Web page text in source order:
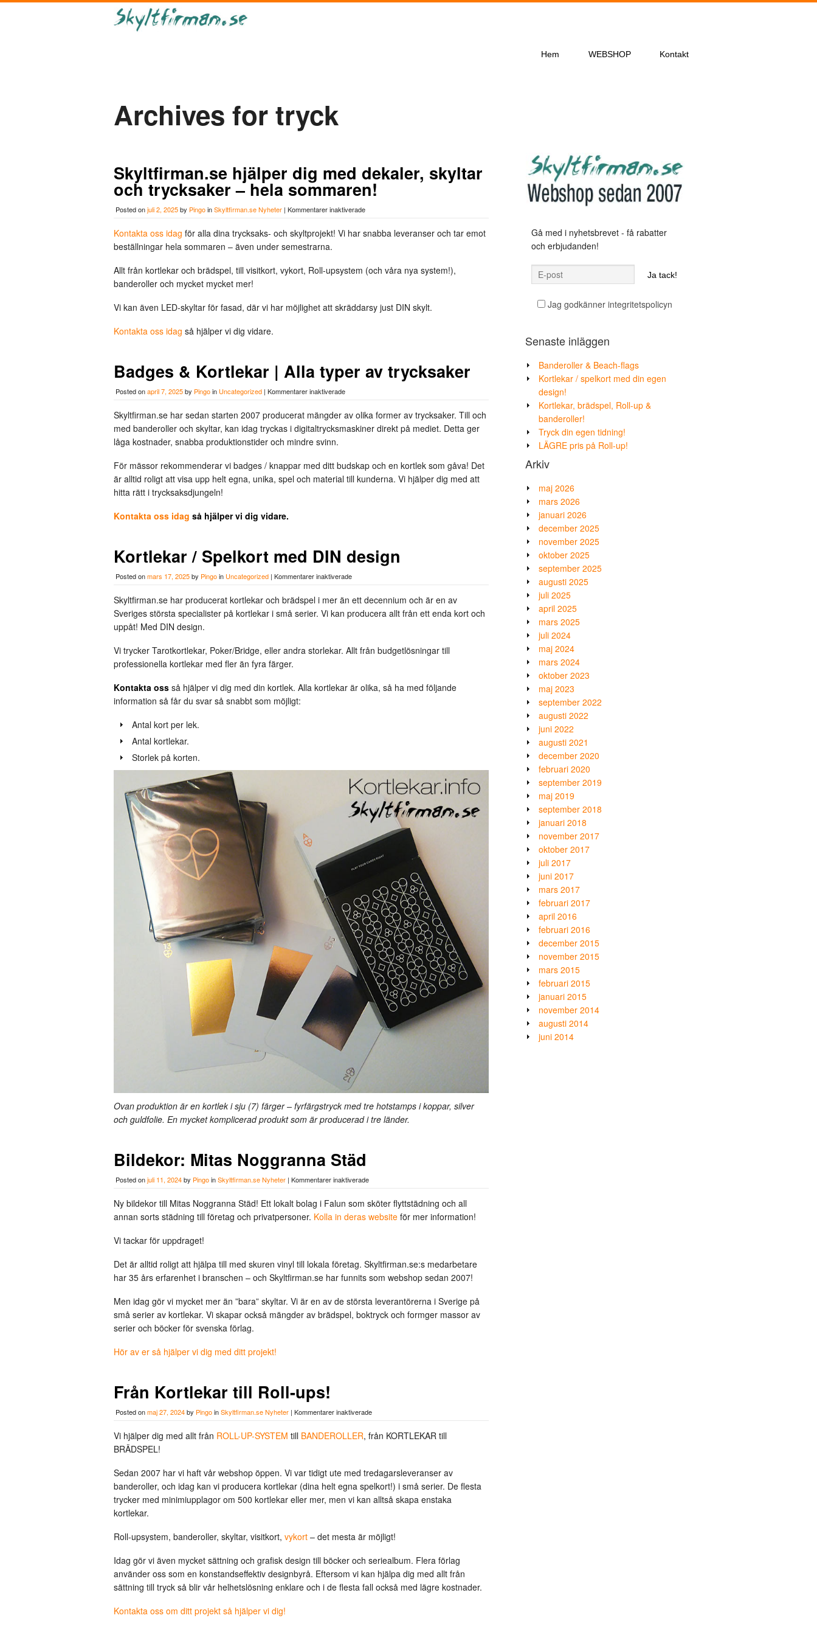
Hem WEBSHOP Kontakt
Archives for tryck
Skyltfirman.se hjälper dig med dekaler, skyltar
och trycksaker – hela sommaren!
Posted onjuli 2, 2025by PingoinSkyltfirman.se Nyheter | Kommentarer inaktiveradeför
hjälper
dig
skyltar
och
hela
sommaren!
Kontakta oss idag för alla dina trycksaks- och skyltprojekt! Vi har snabba leveranser och tar emot
beställningar hela sommaren – även under semestrarna.
Allt från kortlekar och brädspel, till visitkort, vykort, Roll-upsystem (och våra nya system!),
banderoller och mycket mycket mer!
Vi kan även LED-skyltar för fasad, där vi har möjlighet att skräddarsy just DIN skylt.
Kontakta oss idag så hjälper vi dig vidare.
Badges & Kortlekar | Alla typer av trycksaker
Posted onapril 7, 2025by Pingoin Uncategorized | Kommentarer inaktiveradeför
Kortlekar
|
trycksaker
Skyltfirman.se har sedan starten 2007 producerat mängder av olika former av trycksaker. Till och
med banderoller och skyltar, kan idag tryckas i digitaltrycksmaskiner direkt på mediet. Detta ger
låga kostnader, snabba produktionstider och mindre svinn.
För mässor rekommenderar vi badges / knappar med ditt budskap och en kortlek som gåva! Det
är alltid roligt att visa upp helt egna, unika, spel och material till kunderna. Vi hjälper dig med att
hitta rätt i trycksaksdjungeln!
Kontakta oss idag så hjälper vi dig vidare.
Kortlekar / Spelkort med DIN design
Posted onmars 17, 2025by Pingoin Uncategorized | Kommentarer inaktiveradeför
Spelkort
med
Skyltfirman.se har producerat kortlekar och brädspel i mer än ett decennium och är en av
Sveriges största specialister på kortlekar i små serier. Vi kan producera allt från ett enda kort och
uppåt! Med DIN design.
Vi trycker Tarotkortlekar, Poker/Bridge, eller andra storlekar. Allt från budgetlösningar till
professionella kortlekar med fler än fyra färger.
Kontakta oss så hjälper vi dig med din kortlek. Alla kortlekar är olika, så ha med följande
information så får du svar så snabbt som möjligt:
Antal kort per lek.
Antal kortlekar.
Storlek på korten.
Ovan produktion är en kortlek i sju (7) färger – fyrfärgstryck med tre hotstamps i koppar, silver
och guldfolie. En mycket komplicerad produkt som är producerad i tre länder.
Bildekor: Mitas Noggranna Städ
Posted onjuli 11, 2024by PingoinSkyltfirman.se Nyheter | Kommentarer inaktiveradeför
Mitas
Noggranna
Städ
Ny bildekor till Mitas Noggranna Städ! Ett lokalt bolag i Falun som sköter flyttstädning och all
annan sorts städning till företag och privatpersoner. Kolla in deras website för mer information!
Vi tackar för uppdraget!
Det är alltid roligt att hjälpa till med skuren vinyl till lokala företag. Skyltfirman.se:s medarbetare
har 35 års erfarenhet i branschen – och Skyltfirman.se har funnits som webshop sedan 2007!
Men idag gör vi mycket mer än ”bara” skyltar. Vi är en av de största leverantörerna i Sverige på
små serier av kortlekar. Vi skapar också mängder av brädspel, boktryck och formger massor av
serier och böcker för svenska förlag.
Hör av er så hjälper vi dig med ditt projekt!
Från Kortlekar till Roll-ups!
Posted onmaj 27, 2024by PingoinSkyltfirman.se Nyheter | Kommentarer inaktiveradeför
Kortlekar
till
Vi hjälper dig med allt från ROLL-UP-SYSTEM till BANDEROLLER, från KORTLEKAR till
BRÄDSPEL!
Sedan 2007 har vi haft vår webshop öppen. Vi var tidigt ute med tredagarsleveranser av
banderoller, och idag kan vi producera kortlekar (dina helt egna spelkort!) i små serier. De flesta
trycker med minimiupplagor om 500 kortlekar eller mer, men vi kan alltså skapa enstaka
kortlekar.
Roll-upsystem, banderoller, skyltar, visitkort, vykort – det mesta är möjligt!
Idag gör vi även mycket sättning och grafisk design till böcker och seriealbum. Flera förlag
använder oss som en konstandseffektiv designbyrå. Eftersom vi kan hjälpa dig med allt från
sättning till tryck så blir vår helhetslösning enklare och i de flesta fall också med lägre kostnader.
Kontakta oss om ditt projekt så hjälper vi dig!
Gå med i nyhetsbrevet - få rabatter
och erbjudanden!
Jag godkänner integritetspolicyn
Senaste inläggen
Banderoller & Beach-flags
Kortlekar / spelkort med din egen
design!
Kortlekar, brädspel, Roll-up &
banderoller!
Tryck din egen tidning!
LÄGRE pris på Roll-up!
Arkiv
maj 2026
mars 2026
januari 2026
december 2025
november 2025
oktober 2025
september 2025
augusti 2025
juli 2025
april 2025
mars 2025
juli 2024
maj 2024
mars 2024
oktober 2023
maj 2023
september 2022
augusti 2022
juni 2022
augusti 2021
december 2020
februari 2020
september 2019
maj 2019
september 2018
januari 2018
november 2017
oktober 2017
juli 2017
juni 2017
mars 2017
februari 2017
april 2016
februari 2016
december 2015
november 2015
mars 2015
februari 2015
januari 2015
november 2014
augusti 2014
juni 2014